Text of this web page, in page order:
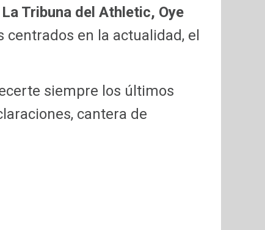
Tribuna del Athletic, Oye
centrados en la actualidad, el
siempre los últimos
cantera de